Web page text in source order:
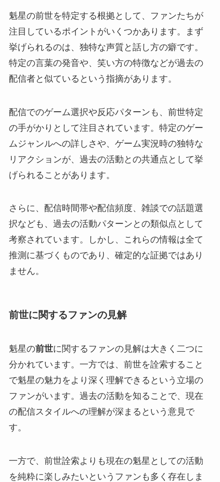
魁星の前世を特定する根拠として、ファンたちが
注目しているポイントがいくつかあります。まず
挙げられるのは、独特な声質と話し方の癖です。
特定の言葉の発音や、笑い方の特徴などが過去の
配信者と似ているという指摘があります。
配信でのゲーム選択や反応パターンも、前世特定
の手がかりとして注目されています。特定のゲー
ムジャンルへの詳しさや、ゲーム実況時の独特な
リアクションが、過去の活動との共通点として挙
げられることがあります。
さらに、配信時間帯や配信頻度、雑談での話題選
択なども、過去の活動パターンとの類似点として
考察されています。しかし、これらの情報は全て
推測に基づくものであり、確定的な証拠ではあり
ません。
前世に関するファンの見解
魁星の前世に関するファンの見解は大きく二つに
分かれています。一方では、前世を詮索すること
で魁星の魅力をより深く理解できるという立場の
ファンがいます。過去の活動を知ることで、現在
の配信スタイルへの理解が深まるという意見で
す。
一方で、前世詮索よりも現在の魁星としての活動
を純粋に楽しみたいというファンも多く存在しま